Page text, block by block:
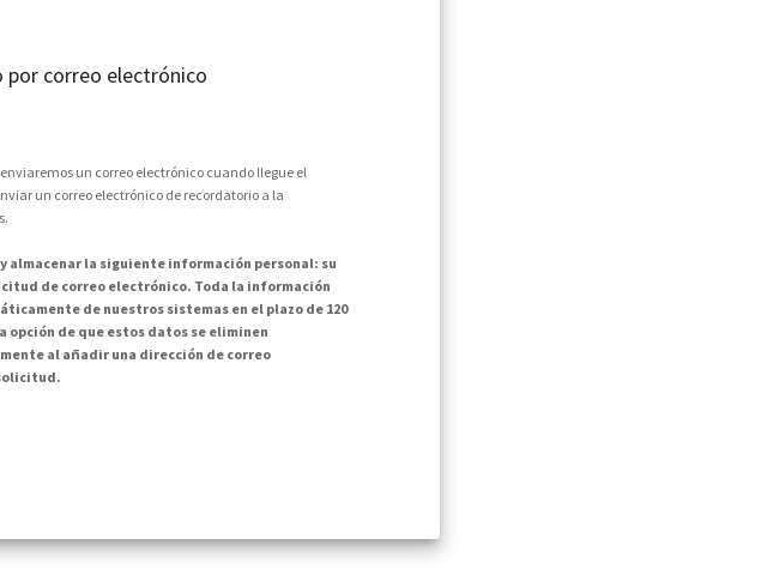
por correo electrónico
un correo electrónico cuando llegue el
un correo electrónico de recordatorio a la
almacenar la siguiente información personal: su
de correo electrónico. Toda la información
de nuestros sistemas en el plazo de 120
opción de que estos datos se eliminen
al añadir una dirección de correo